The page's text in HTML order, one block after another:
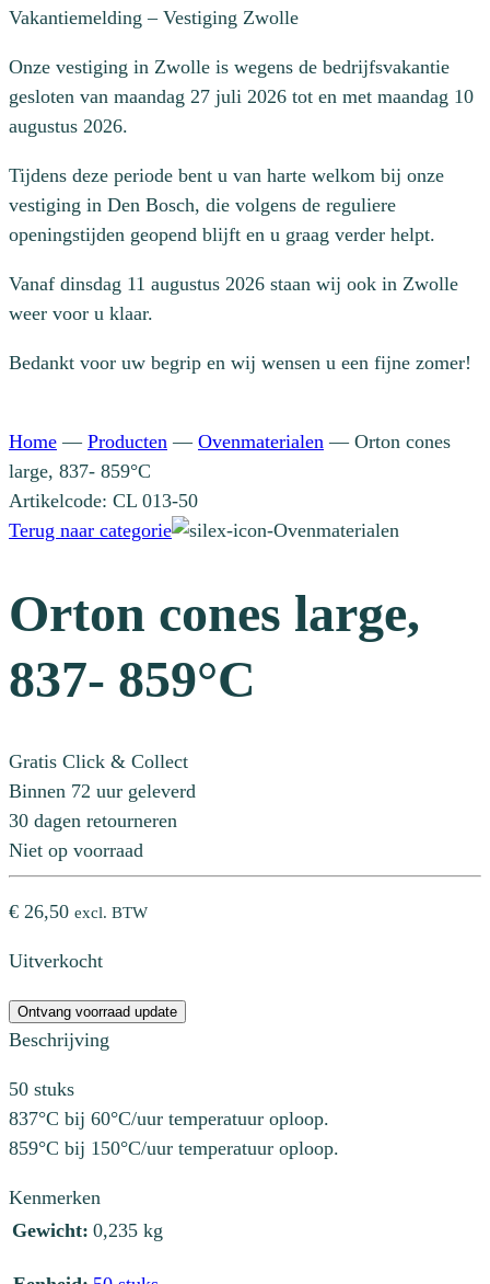
Vakantiemelding – Vestiging Zwolle
Onze vestiging in Zwolle is wegens de bedrijfsvakantie
gesloten van maandag 27 juli 2026 tot en met maandag 10
augustus 2026.
Tijdens deze periode bent u van harte welkom bij onze
vestiging in Den Bosch, die volgens de reguliere
openingstijden geopend blijft en u graag verder helpt.
Vanaf dinsdag 11 augustus 2026 staan wij ook in Zwolle
weer voor u klaar.
Bedankt voor uw begrip en wij wensen u een fijne zomer!
Home — Producten — Ovenmaterialen — Orton cones
large, 837- 859°C
Artikelcode: CL 013-50
Terug naar categorie
Orton cones large,
837- 859°C
Gratis Click & Collect
Binnen 72 uur geleverd
30 dagen retourneren
Niet op voorraad
€ 26,50 excl. BTW
Uitverkocht
Ontvang voorraad update
Beschrijving
50 stuks
837°C bij 60°C/uur temperatuur oploop.
859°C bij 150°C/uur temperatuur oploop.
Kenmerken
Gewicht: 0,235 kg